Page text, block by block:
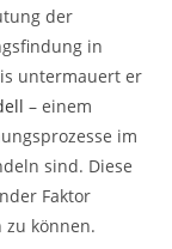
der
in
untermauert er
– einem
im
sind. Diese
Faktor
können.